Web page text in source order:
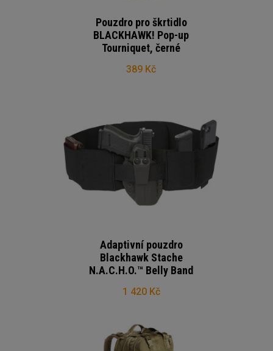
Pouzdro pro škrtidlo
BLACKHAWK! Pop-up
Tourniquet, černé
389 Kč
Adaptivní pouzdro
Blackhawk Stache
N.A.C.H.O.™ Belly Band
1 420 Kč